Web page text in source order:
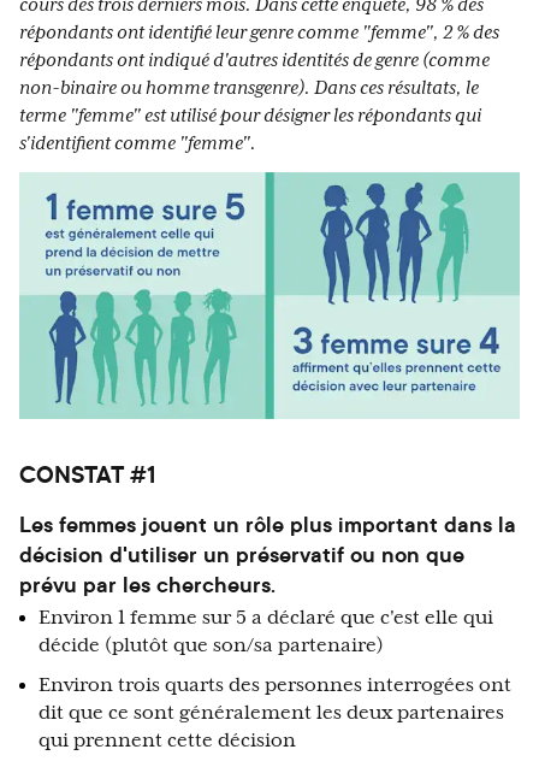
cours des trois derniers mois. Dans cette enquête, 98 % des
répondants ont identifié leur genre comme "femme", 2 % des
répondants ont indiqué d'autres identités de genre (comme
non-binaire ou homme transgenre). Dans ces résultats, le
terme "femme" est utilisé pour désigner les répondants qui
s'identifient comme "femme".
CONSTAT #1
Les femmes jouent un rôle plus important dans la
décision d'utiliser un préservatif ou non que
prévu par les chercheurs.
Environ 1 femme sur 5 a déclaré que c'est elle qui
décide (plutôt que son/sa partenaire)
Environ trois quarts des personnes interrogées ont
dit que ce sont généralement les deux partenaires
qui prennent cette décision